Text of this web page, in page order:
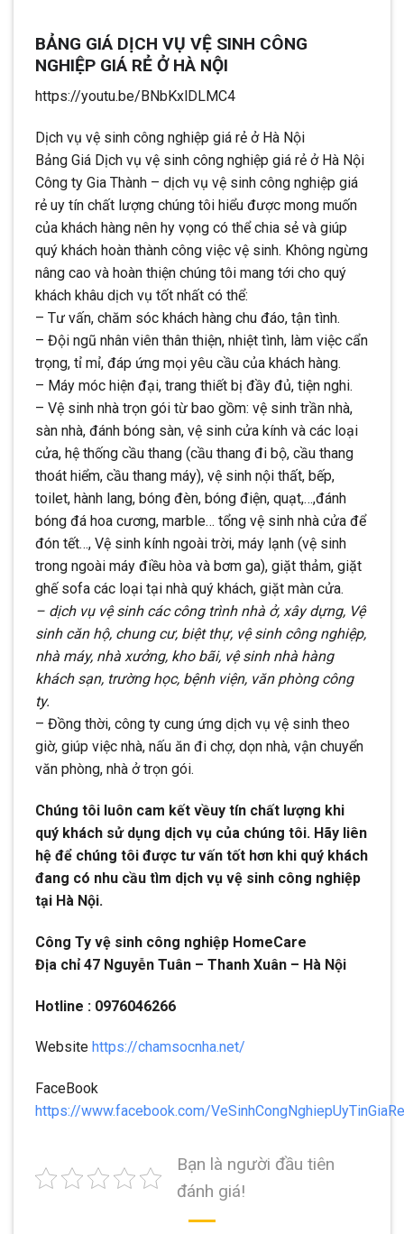
BẢNG GIÁ DỊCH VỤ VỆ SINH CÔNG
NGHIỆP GIÁ RẺ Ở HÀ NỘI
https://youtu.be/BNbKxlDLMC4
Dịch vụ vệ sinh công nghiệp giá rẻ ở Hà Nội
Bảng Giá Dịch vụ vệ sinh công nghiệp giá rẻ ở Hà Nội
Công ty Gia Thành – dịch vụ vệ sinh công nghiệp giá
rẻ uy tín chất lượng chúng tôi hiểu được mong muốn
của khách hàng nên hy vọng có thể chia sẻ và giúp
quý khách hoàn thành công việc vệ sinh. Không ngừng
nâng cao và hoàn thiện chúng tôi mang tới cho quý
khách khâu dịch vụ tốt nhất có thể:
– Tư vấn, chăm sóc khách hàng chu đáo, tận tình.
– Đội ngũ nhân viên thân thiện, nhiệt tình, làm việc cẩn
trọng, tỉ mỉ, đáp ứng mọi yêu cầu của khách hàng.
– Máy móc hiện đại, trang thiết bị đầy đủ, tiện nghi.
– Vệ sinh nhà trọn gói từ bao gồm: vệ sinh trần nhà,
sàn nhà, đánh bóng sàn, vệ sinh cửa kính và các loại
cửa, hệ thống cầu thang (cầu thang đi bộ, cầu thang
thoát hiểm, cầu thang máy), vệ sinh nội thất, bếp,
toilet, hành lang, bóng đèn, bóng điện, quạt,…,đánh
bóng đá hoa cương, marble… tổng vệ sinh nhà cửa để
đón tết…, Vệ sinh kính ngoài trời, máy lạnh (vệ sinh
trong ngoài máy điều hòa và bơm ga), giặt thảm, giặt
ghế sofa các loại tại nhà quý khách, giặt màn cửa.
– dịch vụ vệ sinh các công trình nhà ở, xây dựng, Vệ
sinh căn hộ, chung cư, biệt thự, vệ sinh công nghiệp,
nhà máy, nhà xưởng, kho bãi, vệ sinh nhà hàng
khách sạn, trường học, bệnh viện, văn phòng công
ty.
– Đồng thời, công ty cung ứng dịch vụ vệ sinh theo
giờ, giúp việc nhà, nấu ăn đi chợ, dọn nhà, vận chuyển
văn phòng, nhà ở trọn gói.
Chúng tôi luôn cam kết vềuy tín chất lượng khi
quý khách sử dụng dịch vụ của chúng tôi. Hãy liên
hệ để chúng tôi được tư vấn tốt hơn khi quý khách
đang có nhu cầu tìm dịch vụ vệ sinh công nghiệp
tại Hà Nội.
Công Ty vệ sinh công nghiệp HomeCare
Địa chỉ 47 Nguyễn Tuân – Thanh Xuân – Hà Nội
Hotline : 0976046266
Website https://chamsocnha.net/
FaceBook
https://www.facebook.com/
Bạn là người đầu tiên
đánh giá!